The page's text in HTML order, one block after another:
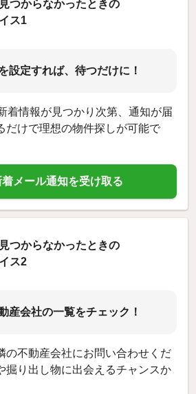
つからなかったときの
ス1
設定すれば、待つだけに！
着情報が見つかり次第、通知が届
だけで理想の物件探しが可能で
着メール通知を受け取る
つからなかったときの
ス2
産会社の一覧をチェック！
の不動産会社にお問い合わせくだ
掘り出し物に出会えるチャンスか